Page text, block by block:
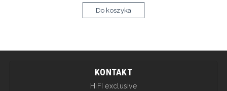
Do koszyka
KONTAKT
HiFI exclusive